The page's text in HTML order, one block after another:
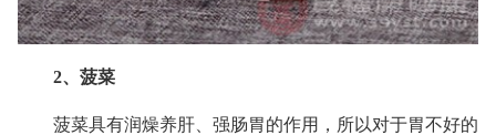
2、菠菜
菠菜具有润燥养肝、强肠胃的作用，所以对于胃不好的